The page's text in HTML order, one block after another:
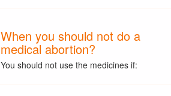
When you should not do a
medical abortion?
You should not use the medicines if: